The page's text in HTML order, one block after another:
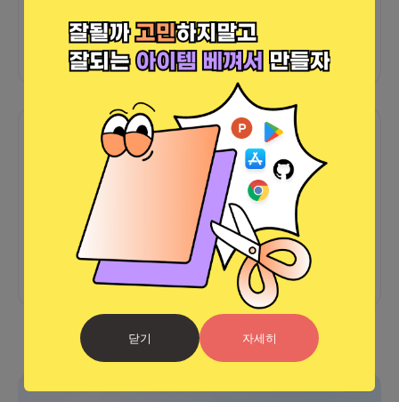
닫기 자세히
외부 연동 정보가 없습니다
함께한 사람들이 남긴 말
0 프로챗
아직 후기가 도착하지 않았습니다